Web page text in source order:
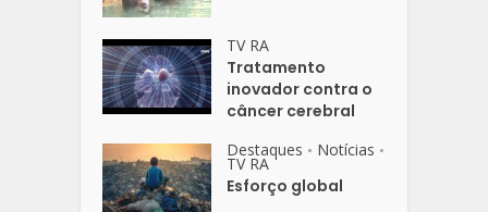
TV RA
Tratamento
inovador contra o
câncer cerebral
Destaques • Notícias •
TV RA
Esforço global